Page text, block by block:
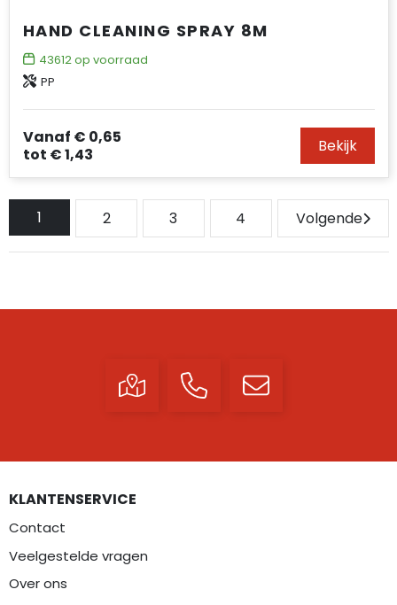
HAND CLEANING SPRAY 8M
43612op voorraad
PP
Vanaf € 0,65
tot € 1,43 Bekijk
1 2 3 4 Volgende
KLANTENSERVICE
Contact
Veelgestelde vragen
Over ons